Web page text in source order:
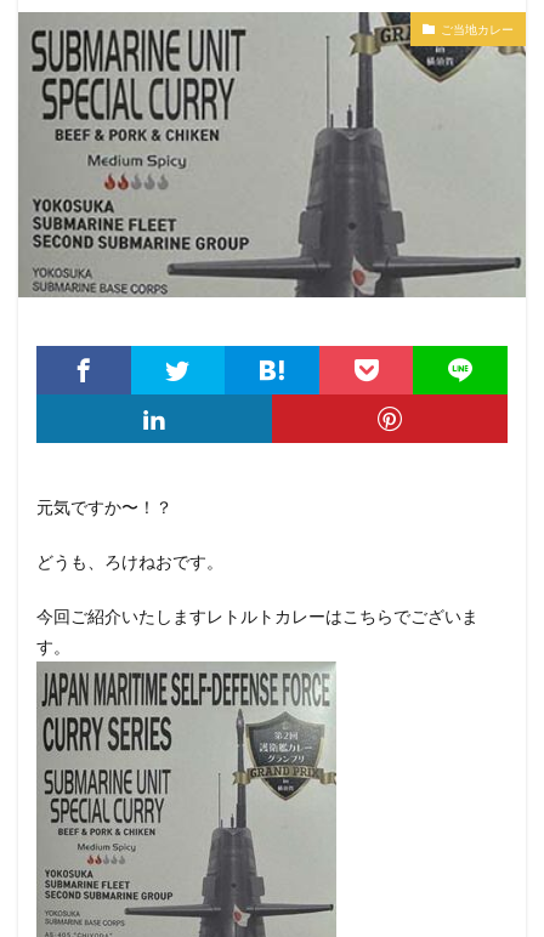
ご当地カレー
元気ですか〜！？
どうも、ろけねおです。
今回ご紹介いたしますレトルトカレーはこちらでございま
す。